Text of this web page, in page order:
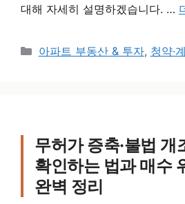
대해 자세히 설명하겠습니다. …
카테고리
아파트 부동산 & 투자, 청약·
무허가 증축·불법 개
확인하는 법과 매수
완벽 정리